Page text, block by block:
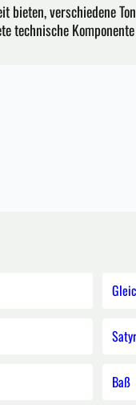
bieten, verschiedene
technische
Baß